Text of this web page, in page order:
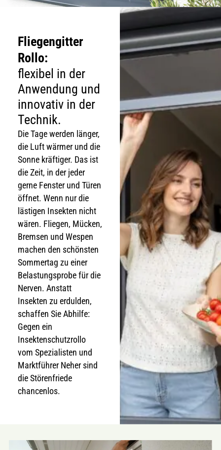
Fliegengitter
Rollo:
flexibel in der
Anwendung und
innovativ in der
Technik.
Die Tage werden länger,
die Luft wärmer und die
Sonne kräftiger. Das ist
die Zeit, in der jeder
gerne Fenster und Türen
öffnet. Wenn nur die
lästigen Insekten nicht
wären. Fliegen, Mücken,
Bremsen und Wespen
machen den schönsten
Sommertag zu einer
Belastungsprobe für die
Nerven. Anstatt
Insekten zu erdulden,
schaffen Sie Abhilfe:
Gegen ein
Insektenschutzrollo
vom Spezialisten und
Marktführer Neher sind
die Störenfriede
chancenlos.